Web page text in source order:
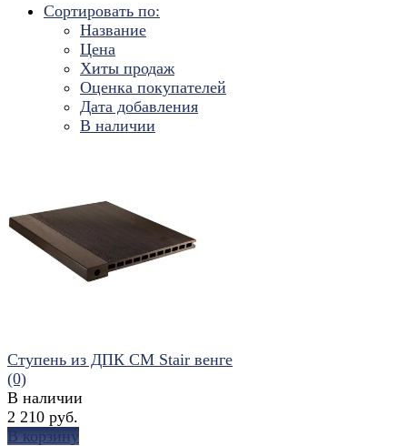
Сортировать по:
Название
Цена
Хиты продаж
Оценка покупателей
Дата добавления
В наличии
Ступень из ДПК CM Stair венге
(0)
В наличии
2 210 руб.
В корзину